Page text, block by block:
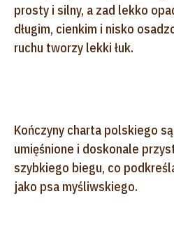
prosty i silny, a zad lekko
długim, cienkim i nisko
ruchu tworzy lekki łuk.
Kończyny charta polskiego
umięśnione i doskonale
szybkiego biegu, co
jako psa myśliwskiego.